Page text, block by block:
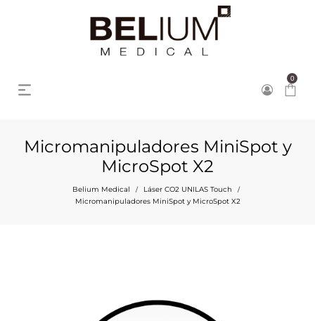
0
Micromanipuladores MiniSpot y
MicroSpot X2
Belium Medical / Láser CO2 UNILAS Touch /
Micromanipuladores MiniSpot y MicroSpot X2